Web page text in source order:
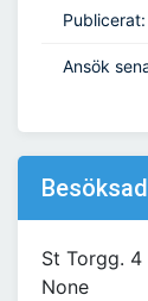
Ansök
St Torgg. 4
None